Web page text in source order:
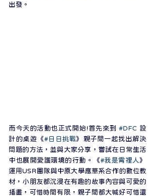
出發。
而今天的活動也正式開始!首先來到 #DFC 設
計的桌遊《#日日挑戰》親子間一起找出解決
問題的方法，並與大家分享，嘗試在日常生活
中也展開愛護環境的行動。《#我是霄裡人》
運用USR團隊與中原大學應華系合作的數位教
材，小朋友都沉浸在有趣的故事內容與可愛的
插畫，可惜時間有限，親子間都大喊好可惜還